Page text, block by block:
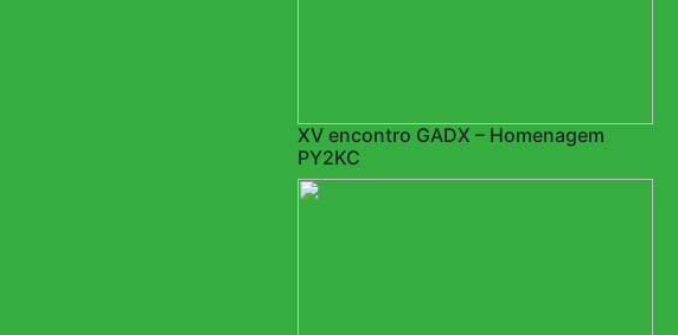
XV encontro GADX – Homenagem
PY2KC